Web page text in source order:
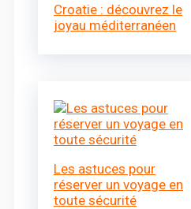
Croatie : découvrez le
joyau méditerranéen
Les astuces pour
réserver un voyage en
toute sécurité